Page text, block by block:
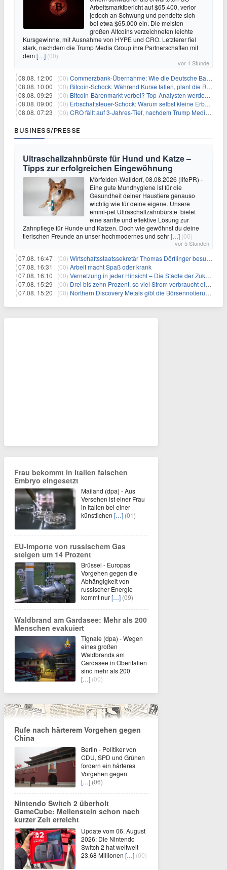
Arbeitsmarktbericht auf $65.400, verlor
jedoch an Schwung und pendelte sich
bei etwa $65.000 ein. Die meisten
großen Altcoins verzeichneten leichte
Kursgewinne, mit Ausnahme von HYPE und CRO. Letzterer fiel
stark, nachdem die Trump Media Group ihre Partnerschaften mit
dem[…] (00)
vor 1 Stunde
08.08. 12:00 | (00) Commerzbank-Übernahme: Wie die Deutsche Bank im Schatten zum großen Gewinner wird
08.08. 10:00 | (00) Bitcoin-Schock: Während Kurse fallen, plant die Regierung die Steuer-Bombe
08.08. 09:29 | (00) Bitcoin-Bärenmarkt vorbei? Top-Analysten werden optimistisch, aber die Geschichte sagt etwas anderes
08.08. 09:00 | (00) Erbschaftsteuer-Schock: Warum selbst kleine Erbschaften den Fiskus Millionen kosten
08.08. 07:23 | (00) CRO fällt auf 3-Jahres-Tief, nachdem Trump Media zwei große Crypto.com-Deals storniert
BUSINESS/PRESSE
Ultraschallzahnbürste für Hund und Katze –
Tipps zur erfolgreichen Eingewöhnung
Mörfelden-Walldorf, 08.08.2026 (lifePR) -
Eine gute Mundhygiene ist für die
Gesundheit deiner Haustiere genauso
wichtig wie für deine eigene. Unsere
emmi-pet Ultraschallzahnbürste bietet
eine sanfte und effektive Lösung zur
Zahnpflege für Hunde und Katzen. Doch wie gewöhnst du deine
tierischen Freunde an unser hochmodernes und sehr[…] (00)
vor 5 Stunden
07.08. 16:47 | (00) Wirtschaftsstaatssekretär Thomas Dörflinger besucht Handwerksbetrieb im Kammerbezirk Freiburg
07.08. 16:31 | (00) Arbeit macht Spaß oder krank
07.08. 16:10 | (00) Vernetzung in jeder Hinsicht – Die Städte der Zukunft sind grün-blau
07.08. 15:29 | (00) Drei bis zehn Prozent, so viel Strom verbraucht ein Aufzug im Gebäude
07.08. 15:20 | (00) Northern Discovery Metals gibt die Börsennotierung an der Frankfurter Wertpapierbörse bekannt
Frau bekommt in Italien falschen
Embryo eingesetzt
Mailand (dpa) - Aus
Versehen ist einer Frau
in Italien bei einer
künstlichen […] (01)
EU-Importe von russischem Gas
steigen um 14 Prozent
Brüssel - Europas
Vorgehen gegen die
Abhängigkeit von
russischer Energie
kommt nur[…] (09)
Waldbrand am Gardasee: Mehr als 200
Menschen evakuiert
Tignale (dpa) - Wegen
eines großen
Waldbrands am
Gardasee in Oberitalien
sind mehr als 200
[…] (00)
Rufe nach härterem Vorgehen gegen
China
Berlin - Politiker von
CDU, SPD und Grünen
fordern ein härteres
Vorgehen gegen
[…] (06)
Nintendo Switch 2 überholt
GameCube: Meilenstein schon nach
kurzer Zeit erreicht
Update vom 06. August
2026: Die Nintendo
Switch 2 hat weltweit
23,68 Millionen […] (00)